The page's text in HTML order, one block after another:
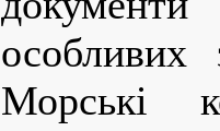
особливих
Морські